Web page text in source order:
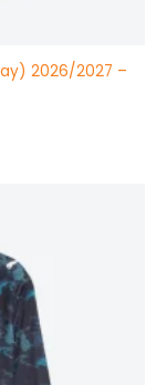
2026/2027 –